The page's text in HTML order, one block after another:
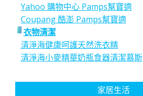
Yahoo 購物中心 Pamps幫寶適
Coupang 酷澎 Pamps幫寶適
衣物清潔
清淨海健康呵護天然洗衣精
清淨海小麥精華奶瓶食器清潔慕斯
家居生活